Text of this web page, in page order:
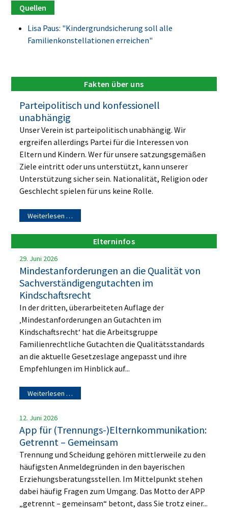
Lisa Paus: "Kindergrundsicherung soll alle
Familienkonstellationen erreichen"
Fakten über uns
Parteipolitisch und konfessionell
unabhängig
Unser Verein ist parteipolitisch unabhängig. Wir
ergreifen allerdings Partei für die Interessen von
Eltern und Kindern. Wer für unsere satzungsgemäßen
Ziele eintritt oder uns unterstützt, kann unserer
Unterstützung sicher sein. Nationalität, Religion oder
Geschlecht spielen für uns keine Rolle.
Weiterlesen …
Elterninfos
29. Juni 2026
Mindestanforderungen an die Qualität von
Sachverständigengutachten im
Kindschaftsrecht
In der dritten, überarbeiteten Auflage der
‚Mindestanforderungen an Gutachten im
Kindschaftsrecht‘ hat die Arbeitsgruppe
Familienrechtliche Gutachten die Qualitätsstandards
an die aktuelle Gesetzeslage angepasst und ihre
Empfehlungen im Hinblick auf...
Weiterlesen …
12. Juni 2026
App für (Trennungs-)Elternkommunikation:
Getrennt – Gemeinsam
Trennung und Scheidung gehören mittlerweile zu den
häufigsten Anmeldegründen in den bayerischen
Erziehungsberatungsstellen. Im Mittelpunkt stehen
dabei häufig Fragen zum Umgang. Das Motto der APP
„getrennt – gemeinsam“ betont, dass Sie trotz einer...